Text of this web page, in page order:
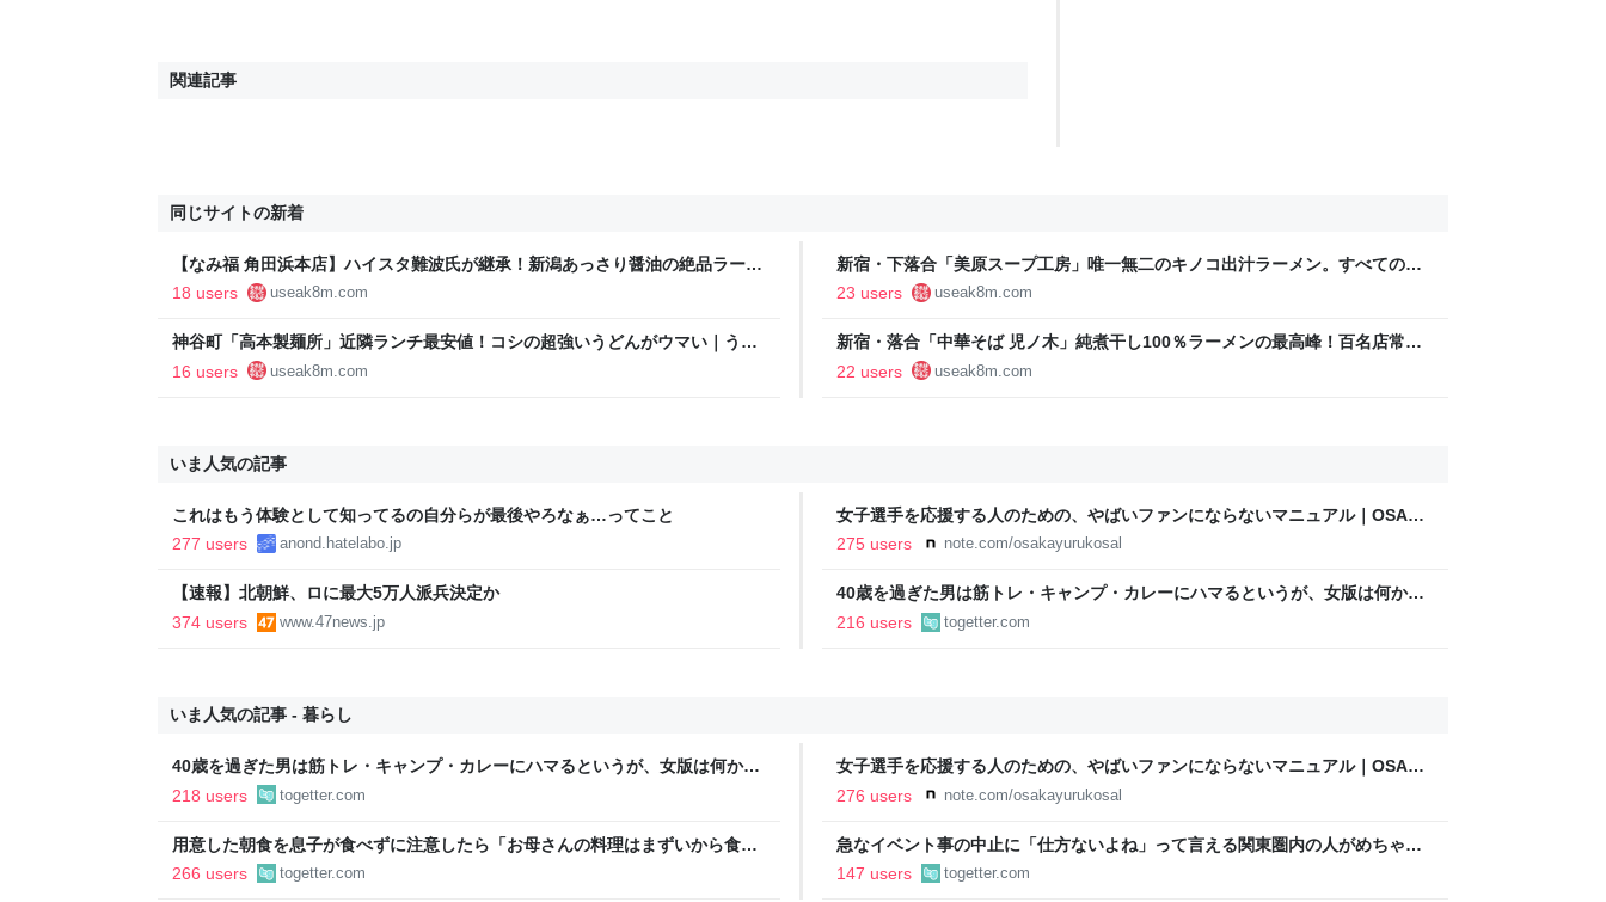
関連記事
同じサイトの新着
【なみ福 角田浜本店】ハイスタ難波氏が継承！新潟あっさり醤油の絶品ラーチ
ャン｜ラーメンBlues 27 - Foodie Blues:減酒逃避行
18 users useak8m.com
新宿・下落合「美原スープ工房」唯一無二のキノコ出汁ラーメン。すべての限
定が超絶美味｜ラーメンBlues 26 - Foodie Blues:減酒逃避行
23 users useak8m.com
神谷町「高本製麺所」近隣ランチ最安値！コシの超強いうどんがウマい｜うど
んBlues 02 - Foodie Blues:減酒逃避行
16 users useak8m.com
新宿・落合「中華そば 児ノ木」純煮干し100％ラーメンの最高峰！百名店常連
の味｜ラーメンBlues 25 - Foodie Blues:減酒逃避行
22 users useak8m.com
いま人気の記事
これはもう体験として知ってるの自分らが最後やろなぁ…ってこと
277 users
anond.hatelabo.jp
女子選手を応援する人のための、やばいファンにならないマニュアル｜OSAKA
YURU KOSAL:TETSUYA KITAMOTO
275 users note.com/osakayurukosal
【速報】北朝鮮、ロに最大5万人派兵決定か
374 users
www.47news.jp
40歳を過ぎた男は筋トレ・キャンプ・カレーにハマるというが、女版は何か？
挙げられた例にドキッとする「当てはまって笑った」
216 users togetter.com
いま人気の記事 - 暮らし
40歳を過ぎた男は筋トレ・キャンプ・カレーにハマるというが、女版は何か？
挙げられた例にドキッとする「当てはまって笑った」
218 users togetter.com
女子選手を応援する人のための、やばいファンにならないマニュアル｜OSAKA
YURU KOSAL:TETSUYA KITAMOTO
276 users note.com/osakayurukosal
用意した朝食を息子が食べずに注意したら「お母さんの料理はまずいから食べ
たくない」と…「まずいなら食べなくていい。今後は自分で食事を用意しなさ
い。お金は渡す」と言った話が議論に
266 users togetter.com
急なイベント事の中止に「仕方ないよね」って言える関東圏内の人がめちゃく
ちゃ羨ましい…遠征だと『キャンセルできない飛行機代とホテル代』の怒りが
どうしても先に来る
147 users togetter.com